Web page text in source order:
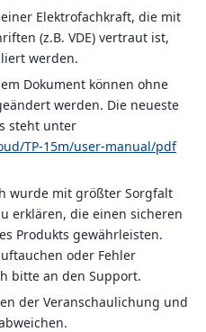
Elektrofachkraft, die mit
(z.B. VDE) vertraut ist,
werden.
Dokument können ohne
werden. Die neueste
steht unter
TP-15m/user-manual/pdf
wurde mit größter Sorgfalt
erklären, die einen sicheren
Produkts gewährleisten.
oder Fehler
bitte an den Support.
der Veranschaulichung und